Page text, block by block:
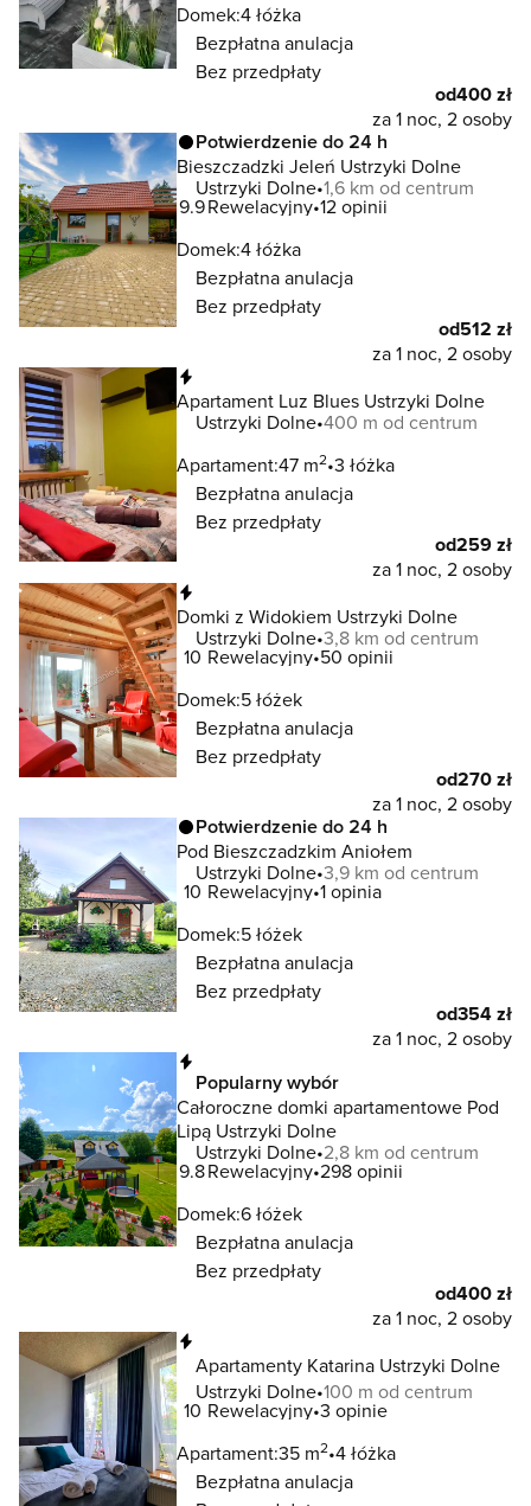
Domek:4 łóżka
Bezpłatna anulacja
Bez przedpłaty
od400 zł
za 1 noc, 2 osoby
Potwierdzenie do 24 h
Bieszczadzki Jeleń Ustrzyki Dolne
Ustrzyki Dolne 1,6 km od centrum
9.9Rewelacyjny 12 opinii
Domek:4 łóżka
Bezpłatna anulacja
Bez przedpłaty
od512 zł
za 1 noc, 2 osoby
Apartament Luz Blues Ustrzyki Dolne
Ustrzyki Dolne 400 m od centrum
Apartament:47 m2 3 łóżka
Bezpłatna anulacja
Bez przedpłaty
od259 zł
za 1 noc, 2 osoby
Domki z Widokiem Ustrzyki Dolne
Ustrzyki Dolne 3,8 km od centrum
10 Rewelacyjny 50 opinii
Domek:5 łóżek
Bezpłatna anulacja
Bez przedpłaty
od270 zł
za 1 noc, 2 osoby
Potwierdzenie do 24 h
Pod Bieszczadzkim Aniołem
Ustrzyki Dolne 3,9 km od centrum
10 Rewelacyjny 1 opinia
Domek:5 łóżek
Bezpłatna anulacja
Bez przedpłaty
od354 zł
za 1 noc, 2 osoby
Popularny wybór
Całoroczne domki apartamentowe Pod
Lipą Ustrzyki Dolne
Ustrzyki Dolne 2,8 km od centrum
9.8Rewelacyjny 298 opinii
Domek:6 łóżek
Bezpłatna anulacja
Bez przedpłaty
od400 zł
za 1 noc, 2 osoby
Apartamenty Katarina Ustrzyki Dolne
Ustrzyki Dolne 100 m od centrum
10 Rewelacyjny 3 opinie
Apartament:35 m2 4 łóżka
Bezpłatna anulacja